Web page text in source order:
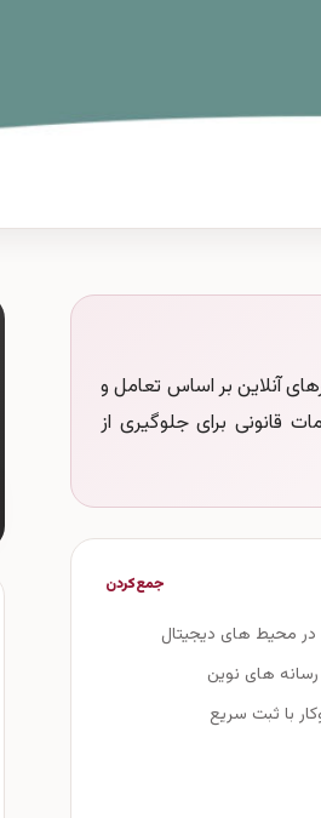
آنلاین بر اساس تعامل و
قانونی برای جلوگیری از
جمع‌کردن
در محیط های دیجیتال
های نوین
با ثبت سریع